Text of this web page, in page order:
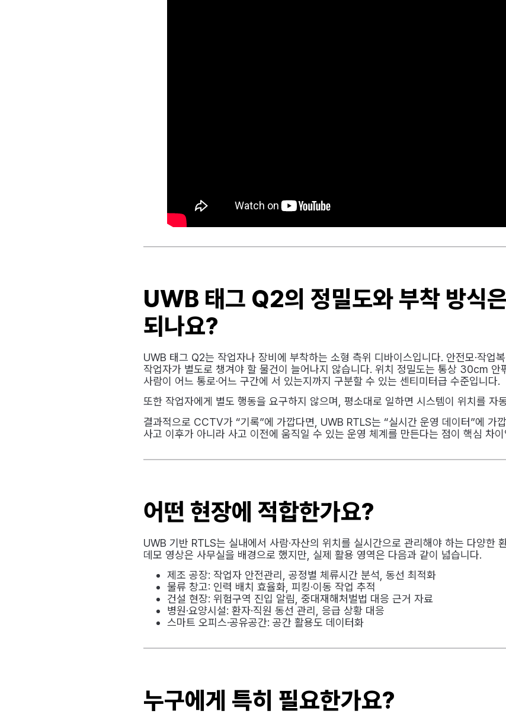
UWB 태그 Q2의 정밀도와 부착 방식은
되나요?
UWB 태그 Q2는 작업자나 장비에 부착하는 소형 측위 디바이스입니다. 안전모·작업복
작업자가 별도로 챙겨야 할 물건이 늘어나지 않습니다. 위치 정밀도는 통상 30cm 안
사람이 어느 통로·어느 구간에 서 있는지까지 구분할 수 있는 센티미터급 수준입니다.
또한 작업자에게 별도 행동을 요구하지 않으며, 평소대로 일하면 시스템이 위치를 자
결과적으로 CCTV가 “기록”에 가깝다면, UWB RTLS는 “실시간 운영 데이터”에 가
사고 이후가 아니라 사고 이전에 움직일 수 있는 운영 체계를 만든다는 점이 핵심 차이
어떤 현장에 적합한가요?
UWB 기반 RTLS는 실내에서 사람·자산의 위치를 실시간으로 관리해야 하는 다양한
데모 영상은 사무실을 배경으로 했지만, 실제 활용 영역은 다음과 같이 넓습니다.
제조 공장: 작업자 안전관리, 공정별 체류시간 분석, 동선 최적화
물류 창고: 인력 배치 효율화, 피킹·이동 작업 추적
건설 현장: 위험구역 진입 알림, 중대재해처벌법 대응 근거 자료
병원·요양시설: 환자·직원 동선 관리, 응급 상황 대응
스마트 오피스·공유공간: 공간 활용도 데이터화
누구에게 특히 필요한가요?